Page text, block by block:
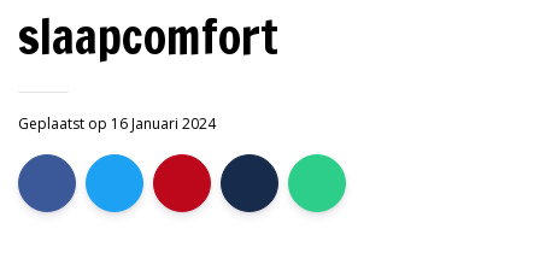
slaapcomfort
Geplaatst op 16 Januari 2024